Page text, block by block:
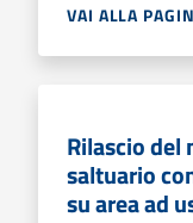
VAI ALLA
Rilascio del
saltuario
su area ad